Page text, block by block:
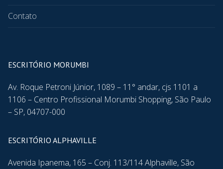
Contato
ESCRITÓRIO MORUMBI
Av. Roque Petroni Júnior, 1089 – 11° andar, cjs 1101 a
1106 – Centro Profissional Morumbi Shopping, São Paulo
– SP, 04707-000
ESCRITÓRIO ALPHAVILLE
Avenida Ipanema, 165 – Conj. 113/114 Alphaville, São